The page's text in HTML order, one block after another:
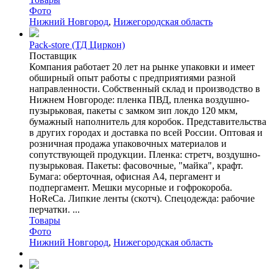
Фото
Нижний Новгород, Нижегородская область
Pack-store (ТД Циркон)
Поставщик
Компания работает 20 лет на рынке упаковки и имеет
обширный опыт работы с предприятиями разной
направленности. Собственный склад и производство в
Нижнем Новгороде: пленка ПВД, пленка воздушно-
пузырьковая, пакеты с замком зип локдо 120 мкм,
бумажный наполнитель для коробок. Представительства
в других городах и доставка по всей России. Оптовая и
розничная продажа упаковочных материалов и
сопутствующей продукции. Пленка: стретч, воздушно-
пузырьковая. Пакеты: фасовочные, "майка", крафт.
Бумага: оберточная, офисная А4, пергамент и
подпергамент. Мешки мусорные и гофрокороба.
HoReCa. Липкие ленты (скотч). Спецодежда: рабочие
перчатки. ...
Товары
Фото
Нижний Новгород, Нижегородская область